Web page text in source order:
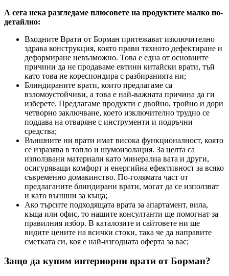
А сега нека разгледаме плюсовете на продуктите малко по-
детайлно:
Входните Врати от Борман притежават изключително
здрава конструкция, която прави тяхното дефектиране и
деформиране невъзможно. Това е една от основните
причини да не продаваме евтини китайски врати, тъй
като това не кореспондира с разбиранията ни;
Блиндираните врати, които предлагаме са
взломоустойчиви, а това е най-важната причина да ги
изберете. Предлагаме продукти с двойно, тройно и дори
четворно заключване, което изключително трудно се
поддава на отваряне с инструменти и подръчни
средства;
Външните ни врати имат висока функционалност, която
се изразява в топло и шумоизолация. За целта са
използвани материали като минерална вата и други,
осигуряващи комфорт и енергийна ефективност за всяко
съвременно домакинство. По-голямата част от
предлаганите блиндирани врати, могат да се използват
и като външни за къща;
Ако търсите подходящата врата за апартамент, вила,
къща или офис, то нашите консултанти ще помогнат за
правилния избор. В каталозите и сайтовете ни ще
видите цените на всички стоки, така че да направите
сметката си, коя е най-изгодната оферта за вас;
Защо да купим интериорни врати от Борман?